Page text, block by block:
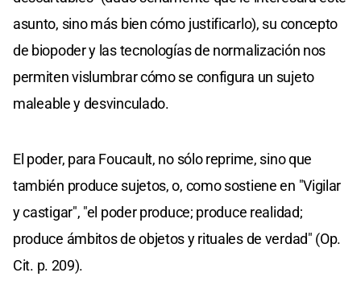
asunto, sino más bien cómo justificarlo), su concepto
de biopoder y las tecnologías de normalización nos
permiten vislumbrar cómo se configura un sujeto
maleable y desvinculado.
El poder, para Foucault, no sólo reprime, sino que
también produce sujetos, o, como sostiene en "Vigilar
y castigar", "el poder produce; produce realidad;
produce ámbitos de objetos y rituales de verdad" (Op.
Cit. p. 209).